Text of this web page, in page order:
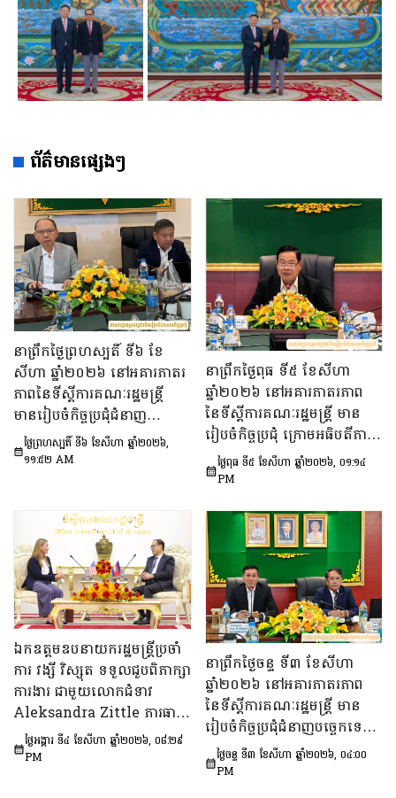
ព័ត៌មានផ្សេងៗ
នាព្រឹកថ្ងៃព្រហស្បតិ៍ ទី៦ ខែ
សីហា ឆ្នាំ២០២៦ នៅអគារភាតរ
ភាពនៃទីស្តីការគណៈរដ្ឋមន្រ្តី
មានរៀបចំកិច្ចប្រជុំជំនាញ
បច្ចេកទេស ក្រោមអធិបតីភាព
ឯកឧត្តម សុក ផេង រដ្ឋលេខាធិ
ទី៣នៃក្រុមប្រឹក្សាអ្នកច្បាប់ និង
ឯកឧត្តម ចែម ផល្លា អនុប្រធាន​
និង​ជា​ប្រធាន​ក្រុមការងារទី៣នៃ
ក្រុមប្រឹក្សាសេដ្ឋកិច្ច សង្គមកិច្ច
និង​វប្បធម៌ ដើម្បីពិនិត្យ​និង​
ពិភាក្សា​លើ «សេចក្តីព្រាង
ផែនការ​សកម្មភាពជាតិ​​ស្ដីពី​ការ
បង្ការទប់ស្កាត់​អាពាហ៍ពិពាហ៍​
នៅវ័យក្មេង​និងការ​មាន​ផ្ទៃពោះ​
នៅ​វ័យជំទង់​នៅកម្ពុជា
ឆ្នាំ២០២៦-២០៣០»។
ថ្ងៃព្រហស្បតិ៍ ទី៦ ខែសីហា ឆ្នាំ២០២៦,
១១:៥២ AM
នាព្រឹកថ្ងៃពុធ ទី៥ ខែសីហា
ឆ្នាំ២០២៦ នៅអគារភាតរភាព
នៃទីស្តីការគណៈរដ្ឋមន្រ្តី មាន
រៀបចំកិច្ចប្រជុំ ក្រោមអធិបតីភាព
ឯកឧត្តម ឆឺយ រឿន រដ្ឋលេខាធិ
ការ​ទីស្តីការគណៈរដ្ឋមន្ត្រី ដើម្បី
ព្រាង​គំរូ​របាយការណ៍​សង្ខេប​ស្ដីពី​
វឌ្ឍនភាព​និងសមិទ្ធផល​សំខាន់ៗ​
របស់​រាជរដ្ឋាភិបាល​នៃ​
ព្រះរាជាណាចក្រកម្ពុជា។
ថ្ងៃពុធ ទី៥ ខែសីហា ឆ្នាំ២០២៦, ០១:១៤
PM
ឯកឧត្តមឧបនាយករដ្ឋមន្ត្រីប្រចាំ
ការ វង្សី វិស្សុត ទទួលជួបពិភាក្សា
ការងារ ជាមួយលោកជំទាវ
Aleksandra Zittle ភារធារី
ស្តីទីនៃស្ថានទូតសហរដ្ឋអាម៉េរិក
ប្រចាំកម្ពុជា
ថ្ងៃអង្គារ ទី៤ ខែសីហា ឆ្នាំ២០២៦, ០៨:២៩
PM
នាព្រឹកថ្ងៃចន្ទ ទី៣ ខែសីហា
ឆ្នាំ២០២៦ នៅអគារភាតរភាព
នៃទីស្តីការគណៈរដ្ឋមន្រ្តី មាន
រៀបចំកិច្ចប្រជុំជំនាញបច្ចេកទេស
ក្រោមអធិបតីភាព ឯកឧត្តម លី
ច័ន្ទតុលា រដ្ឋលេខាធិការទីស្តីការ
ថ្ងៃចន្ទ ទី៣ ខែសីហា ឆ្នាំ២០២៦, ០៤:០០
PM